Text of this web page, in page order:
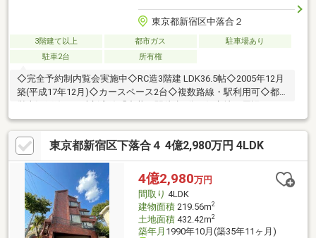
東京都新宿区中落合２
3階建て以上 都市ガス
駐車場あり
駐車2台
所有権
◇完全予約制内覧会実施中◇RC造3階建 LDK36.5帖◇2005年12月
築(平成17年12月)◇カースペース2台◇複数路線・駅利用可◇都
ーパーやコンビニ、飲食店が充実し、日々の生活も快適◇晴れた
日には屋上より新宿副都心を望めます、屋上からの眺望も魅力の
一つです。◇土地確定測量実施済◇公道約6.0ｍに面す平日・休日
問わずご案内可能です。ぜひお気軽にお問い合わせください。
【お電話】03-3518-5862【見学予約】は赤い「見学予約する」を
クリック♪
東京都新宿区下落合４ 4億2,980万円 4LDK
4億2,980万円
間取り 4LDK
建物面積219.56m2
土地面積432.42m2
築年月 1990年10月(築35年11ヶ月)